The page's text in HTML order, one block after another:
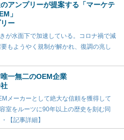
アンプリーが提案する「マーケテ
」
ー
が水面下で加速している。コロナ禍で減
もようやく規制が解かれ、復調の兆し
一無二のOEM企業
メーカーとして絶大な信頼を獲得して
室をルーツに90年以上の歴史を刻む同
【記事詳細】